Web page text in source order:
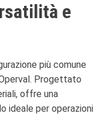
e
più comune
Progettato
offre una
ideale per operazioni